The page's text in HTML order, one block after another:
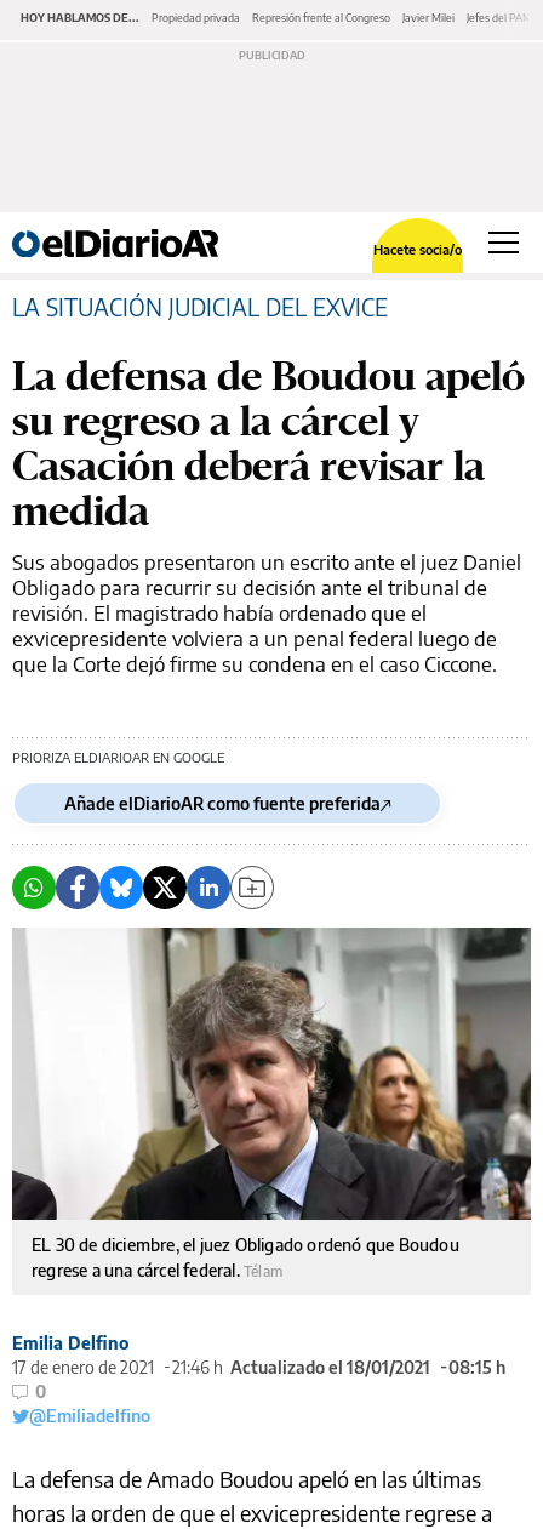
HOY HABLAMOS DE... Propiedad privada Represión frente al Congreso Javier Milei Jefes del PAMI
Hacete socia/o
LA SITUACIÓN JUDICIAL DEL EXVICE
La defensa de Boudou apeló
su regreso a la cárcel y
Casación deberá revisar la
medida
Sus abogados presentaron un escrito ante el juez Daniel
Obligado para recurrir su decisión ante el tribunal de
revisión. El magistrado había ordenado que el
exvicepresidente volviera a un penal federal luego de
que la Corte dejó firme su condena en el caso Ciccone.
PRIORIZA ELDIARIOAR EN GOOGLE
Añade elDiarioAR como fuente preferida
EL 30 de diciembre, el juez Obligado ordenó que Boudou
regrese a una cárcel federal. Télam
Emilia Delfino
17 de enero de 2021
21:46 h Actualizado el 18/01/2021
08:15 h
0
@Emiliadelfino
La defensa de Amado Boudou apeló en las últimas
horas la orden de que el exvicepresidente regrese a